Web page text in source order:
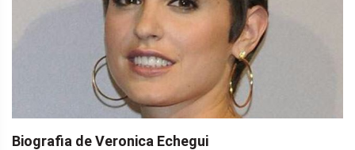
Biografia de Veronica Echegui